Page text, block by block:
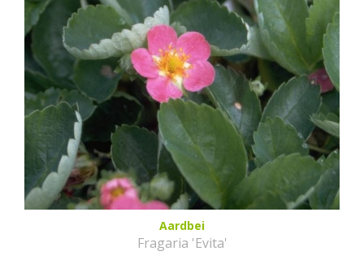
Aardbei
Fragaria 'Evita'